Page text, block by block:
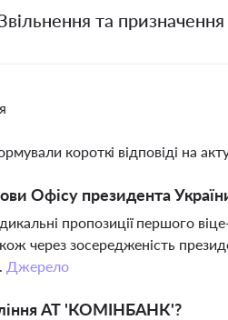
та
короткі відповіді на
Офісу президента
пропозиції першого
через зосередженість
Джерело
АТ 'КОМІНБАНК'?